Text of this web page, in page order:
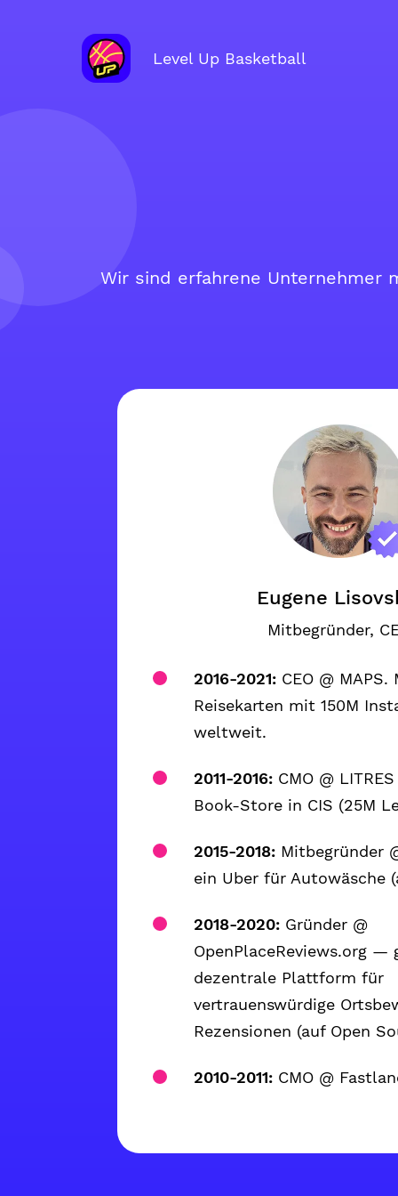
Level Up Basketball
Wir sind erfahrene Unternehmer
Eugene
Mitbegründer,
2016-2021: CEO @
Reisekarten mit 150M
weltweit.
2011-2016: CMO @
Book-Store in CIS (25M
2015-2018: Mitbegründer
ein Uber für Autowäsche
2018-2020: Gründer @
OpenPlaceReviews.org —
dezentrale Plattform für
vertrauenswürdige
Rezensionen (auf Open
2010-2011: CMO @